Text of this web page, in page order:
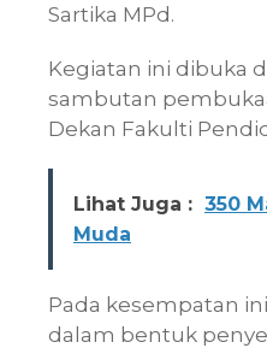
Sartika MPd.
Kegiatan ini dibuka
sambutan
Dekan Fakulti
Lihat Juga : 350
Muda
Pada kesempatan
dalam bentuk